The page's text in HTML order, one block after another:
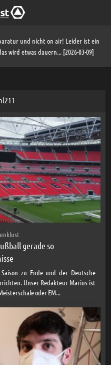
und nicht on air! Leider ist ein
wird etwas dauern... [2026-03-09]
gerade so
zu Ende und der Deutsche
Unser Redakteur Marius ist
oder EM...